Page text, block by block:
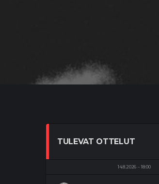
TULEVAT OTTELUT
14.8.2026 18:00